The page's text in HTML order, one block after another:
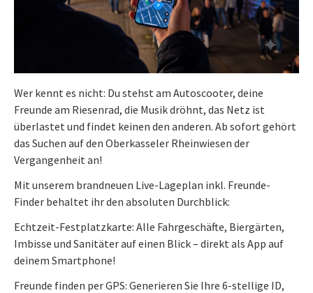
Wer kennt es nicht: Du stehst am Autoscooter, deine
Freunde am Riesenrad, die Musik dröhnt, das Netz ist
überlastet und findet keinen den anderen. Ab sofort gehört
das Suchen auf den Oberkasseler Rheinwiesen der
Vergangenheit an!
Mit unserem brandneuen Live-Lageplan inkl. Freunde-
Finder behaltet ihr den absoluten Durchblick:
Echtzeit-Festplatzkarte: Alle Fahrgeschäfte, Biergärten,
Imbisse und Sanitäter auf einen Blick – direkt als App auf
deinem Smartphone!
Freunde finden per GPS: Generieren Sie Ihre 6-stellige ID,